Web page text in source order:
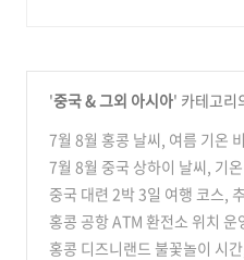
'중국 & 그외 아시아' 카테고리
7월 8월 홍콩 날씨, 여름 기온
강수량 옷차림 (0)
7월 8월 중국 상하이 날씨, 기
여름 성수기 옷차림 (0)
중국 대련 2박 3일 여행 코스,
예산 준비 근교 여행지 (0)
홍콩 공항 ATM 환전소 위치 운
불 비교 주의사항 환전 꿀팁
(0)
홍콩 디즈니랜드 불꽃놀이 시